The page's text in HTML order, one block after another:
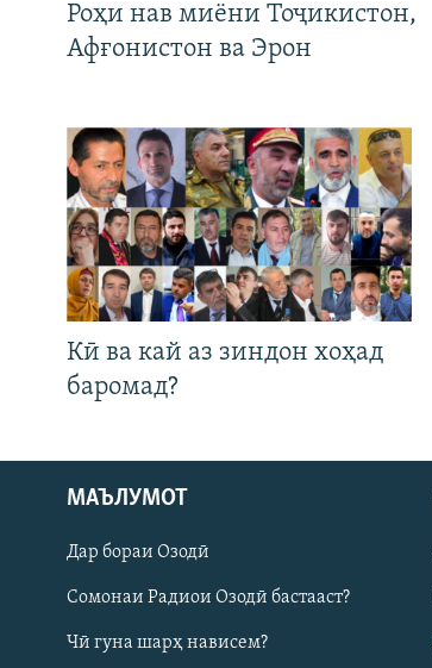
Русский
ПАЙГИРӢ КУНЕД
Роҳи нав миёни Тоҷикистон,
Афғонистон ва Эрон
Кӣ ва кай аз зиндон хоҳад
баромад?
МАЪЛУМОТ
Дар бораи Озодӣ
Сомонаи Радиои Озодӣ бастааст?
Чӣ гуна шарҳ нависем?